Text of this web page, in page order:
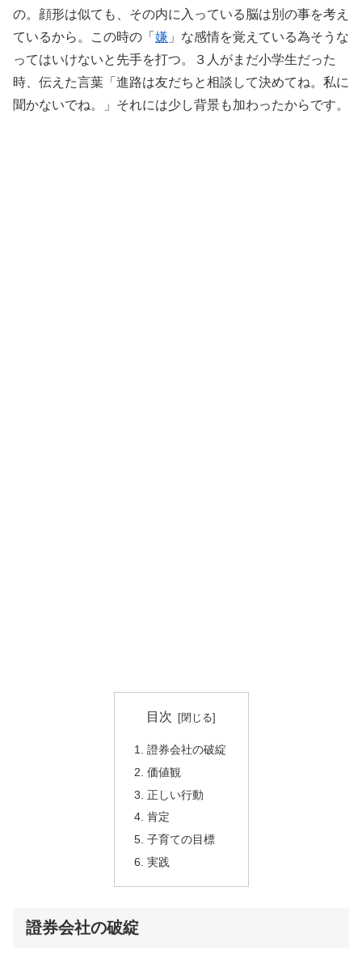
の。顔形は似ても、その内に入っている脳は別の事を考え
ているから。この時の「 嫌 」な感情を覚えている為そうな
ってはいけないと先手を打つ。３人がまだ小学生だった
時、伝えた言葉「進路は友だちと相談して決めてね。私に
聞かないでね。」それには少し背景も加わったからです。
目次
證券会社の破綻
価値観
正しい行動
肯定
子育ての目標
実践
證券会社の破綻